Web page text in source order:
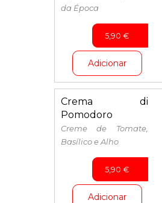
da Época
5,90 €
Adicionar
Crema di
Pomodoro
Creme de Tomate,
Basílico e Alho
5,90 €
Adicionar